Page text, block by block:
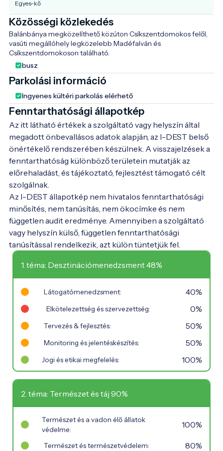
Egyes-kő
Közösségi közlekedés
Balánbánya megközelíthető közúton Csíkszentdomokos felől,
vasúti megállóhely legközelebb Madéfalván és
Csíkszentdomokoson található.
busz
Parkolási információ
Ingyenes kültéri parkolás elérhető
Fenntarthatósági állapotkép
Az itt látható értékek a szolgáltató vagy helyszín által
megadott önbevallásos adatok alapján, az I-DEST belső
önértékelő rendszerében készülnek. A visszajelzések a
fenntarthatóság különböző területein mutatják az
előrehaladást, és tájékoztató, fejlesztést támogató célt
szolgálnak.
Az I-DEST állapotkép nem hivatalos fenntarthatósági
minősítés, nem tanúsítás, nem ökocímke és nem
független audit eredménye. Amennyiben a szolgáltató
vagy helyszín külső, független fenntarthatósági
tanúsítással rendelkezik, azt külön tüntetjük fel.
1. téma: Desztinációmenedzsment 48%
Látogatómenedzsment: 40%
Elkötelezettség és szervezettség: 0%
Tervezés & fejlesztés: 50%
Monitoring és jelentéskészítés: 50%
Jogi és etikai megfelelés: 100%
2. téma: Természet és táj 90%
Természet és a vadon élő állatok
védelme:
100%
Természet és természetvédelem: 80%